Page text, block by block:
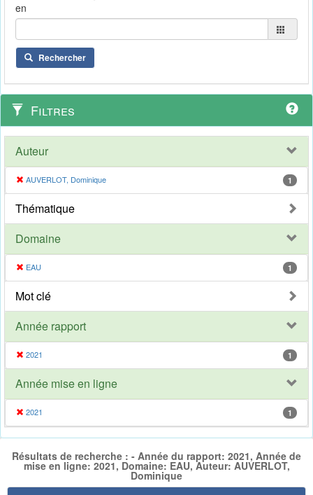
en
Rechercher
Filtres
Auteur
AUVERLOT, Dominique 1
Thématique
Domaine
EAU 1
Mot clé
Année rapport
2021 1
Année mise en ligne
2021 1
Résultats de recherche : - Année du rapport: 2021, Année de
mise en ligne: 2021, Domaine: EAU, Auteur: AUVERLOT,
Dominique